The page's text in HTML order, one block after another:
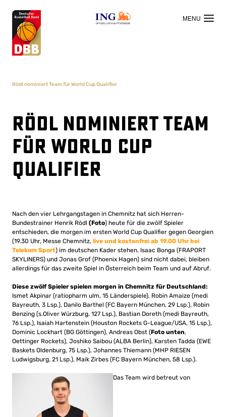
OFFIZIELLER HAUPTSPONSOR
Rödl nominiert Team für World Cup Qualifier
Rödl nominiert Team
für World Cup
Qualifier
Nach den vier Lehrgangstagen in Chemnitz hat sich Herren-
Bundestrainer Henrik Rödl (Foto) heute für die zwölf Spieler
entschieden, die morgen im ersten World Cup Qualifier gegen Georgien
(19.30 Uhr, Messe Chemnitz, live und kostenfrei ab 19.00 Uhr bei
Telekom Sport) im deutschen Kader stehen. Isaac Bonga (FRAPORT
SKYLINERS) und Jonas Grof (Phoenix Hagen) sind nicht dabei, bleiben
allerdings für das zweite Spiel in Österreich beim Team und auf Abruf.
Diese zwölf Spieler spielen morgen in Chemnitz für Deutschland:
Ismet Akpinar (ratiopharm ulm, 15 Länderspiele), Robin Amaize (medi
Bayreuth, 3 Lsp.), Danilo Barthel (FC Bayern München, 29 Lsp.), Robin
Benzing (s.Oliver Würzburg, 127 Lsp.), Bastian Doreth (medi Bayreuth,
76 Lsp.), Isaiah Hartenstein (Houston Rockets G-League/USA, 15 Lsp.),
Dominic Lockhart (BG Göttingen), Andreas Obst (Foto unten,
Oettinger Rockets), Joshiko Saibou (ALBA Berlin), Karsten Tadda (EWE
Baskets Oldenburg, 75 Lsp.), Johannes Thiemann (MHP RIESEN
Ludwigsburg, 21 Lsp.), Maik Zirbes (FC Bayern München, 58 Lsp.).
Das Team wird betreut von